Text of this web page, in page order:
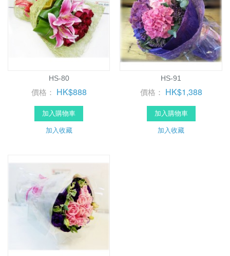
HS-80
價格： HK$888
加入購物車
加入收藏
HS-91
價格： HK$1,388
加入購物車
加入收藏